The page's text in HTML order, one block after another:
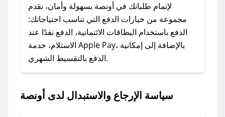
الرسائل الخاصة على تويتر أو البريد الإلكتروني،
وسنقوم بحل المشكلة في أسرع وقت ممكن.
### ماذا أفعل إذا لم أجد كود خصم لمتجري
المفضل؟
في حال عدم توفر كوبونات لمتجرك المفضل، يمكنك
أسرع وقت ممكن.
لإتمام طلباتك في أونصة بسهولة وأمان، نقدم
مجموعة من خيارات الدفع التي تناسب احتياجاتك:
الدفع باستخدام البطاقات الائتمانية، الدفع نقدًا عند
الاستلام، خدمة Apple Pay، بالإضافة إلى إمكانية
الدفع بالتقسيط الشهري.
سياسة الإرجاع والاستبدال لدى أونصة